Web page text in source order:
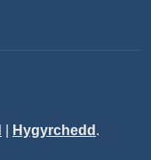
Hygyrchedd .